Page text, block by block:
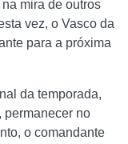
mira de outros
vez, o Vasco da
para a próxima
da temporada,
permanecer no
o comandante